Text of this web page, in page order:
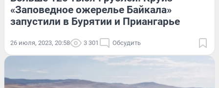
«Заповедное ожерелье Байкала»
запустили в Бурятии и Приангарье
26 июля, 2023, 20:58 3 301 Обсудить